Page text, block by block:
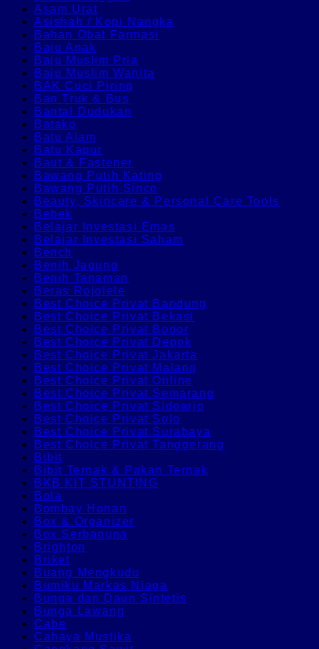
Asam Urat
Asishah / Kopi Nangka
Bahan Obat Farmasi
Baju Anak
Baju Muslim Pria
Baju Muslim Wanita
BAK Cuci Piring
Ban Truk & Bus
Bantal Dudukan
Batako
Batu Alam
Batu Kapur
Baut & Fastener
Bawang Putih Kating
Bawang Putih Sinco
Beauty, Skincare & Personal Care Tools
Bebek
Belajar Investasi Emas
Belajar Investasi Saham
Bench
Benih Jagung
Benih Tanaman
Beras Rojolele
Best Choice Privat Bandung
Best Choice Privat Bekasi
Best Choice Privat Bogor
Best Choice Privat Depok
Best Choice Privat Jakarta
Best Choice Privat Malang
Best Choice Privat Online
Best Choice Privat Semarang
Best Choice Privat Sidoarjo
Best Choice Privat Solo
Best Choice Privat Surabaya
Best Choice Privat Tanggerang
Bibit
Bibit Ternak & Pakan Ternak
BKB KIT STUNTING
Bola
Bombay Honan
Box & Organizer
Box Serbaguna
Brighton
Briket
Buang Mengkudu
Bumiku Markas Niaga
Bunga dan Daun Sintetis
Bunga Lawang
Cabe
Cahaya Mustika